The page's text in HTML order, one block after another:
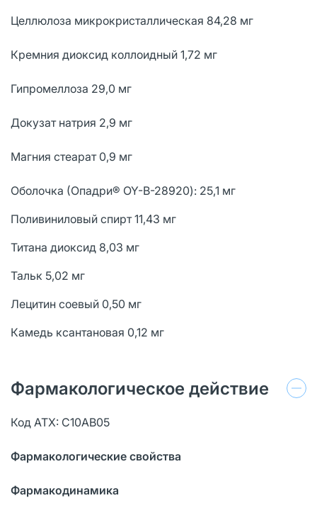
Целлюлоза микрокристаллическая 84,28 мг
Кремния диоксид коллоидный 1,72 мг
Гипромеллоза 29,0 мг
Докузат натрия 2,9 мг
Магния стеарат 0,9 мг
Оболочка (Опадри® OY-B-28920): 25,1 мг
Поливиниловый спирт 11,43 мг
Титана диоксид 8,03 мг
Тальк 5,02 мг
Лецитин соевый 0,50 мг
Камедь ксантановая 0,12 мг
Фармакологическое действие
Код АТХ: С10АВ05
Фармакологические свойства
Фармакодинамика